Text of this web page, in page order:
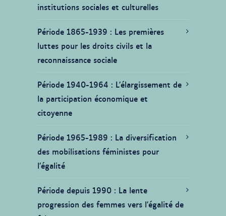
institutions sociales et culturelles
Période 1865-1939
Les premières
luttes pour les droits civils et la
reconnaissance sociale
Période 1940-1964
L’élargissement de
la participation économique et
citoyenne
Période 1965-1989
La diversification
des mobilisations féministes pour
l’égalité
Période depuis 1990 La lente
progression des femmes vers l’égalité de